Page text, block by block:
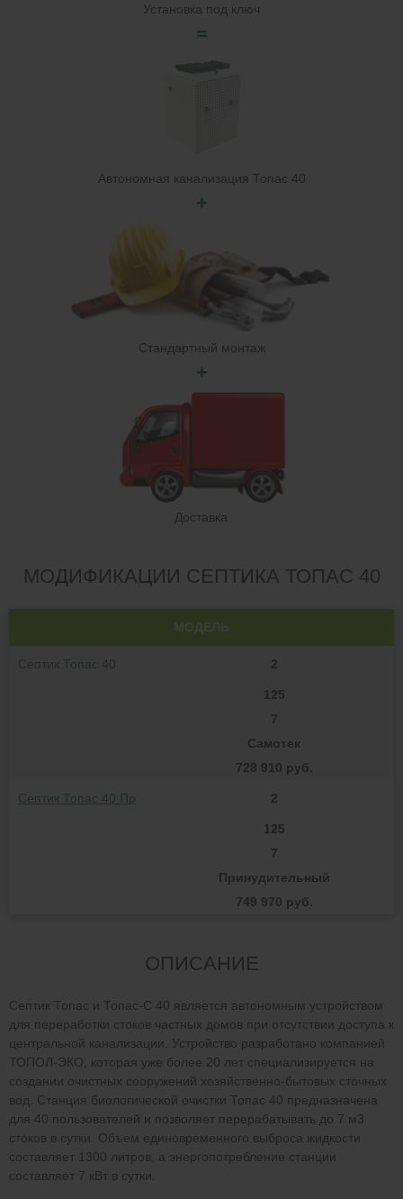
Установка под ключ
=
Автономная канализация Топас 40
+
Стандартный монтаж
+
Доставка
МОДИФИКАЦИИ СЕПТИКА ТОПАС 40
МОДЕЛЬ
Септик Топас 40 2
125
7
Самотек
728 910 руб.
Септик Топас 40 Пр 2
125
7
Принудительный
749 970 руб.
ОПИСАНИЕ
Септик Топас и Топас-С 40 является автономным устройством
для переработки стоков частных домов при отсутствии доступа к
центральной канализации. Устройство разработано компанией
ТОПОЛ-ЭКО, которая уже более 20 лет специализируется на
создании очистных сооружений хозяйственно-бытовых сточных
вод. Станция биологической очистки Топас 40 предназначена
для 40 пользователей и позволяет перерабатывать до 7 м3
стоков в сутки. Объем единовременного выброса жидкости
составляет 1300 литров, а энергопотребление станции
составляет 7 кВт в сутки.